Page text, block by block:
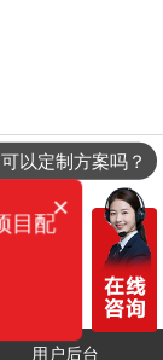
用户后台
可以定制方案吗？
×
目配